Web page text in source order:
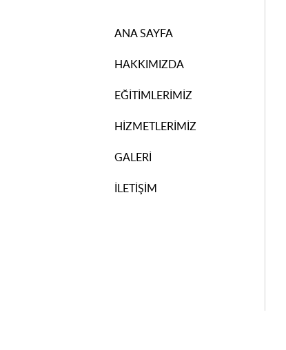
ANA SAYFA
HAKKIMIZDA
EĞİTİMLERİMİZ
HİZMETLERİMİZ
GALERİ
İLETİŞİM